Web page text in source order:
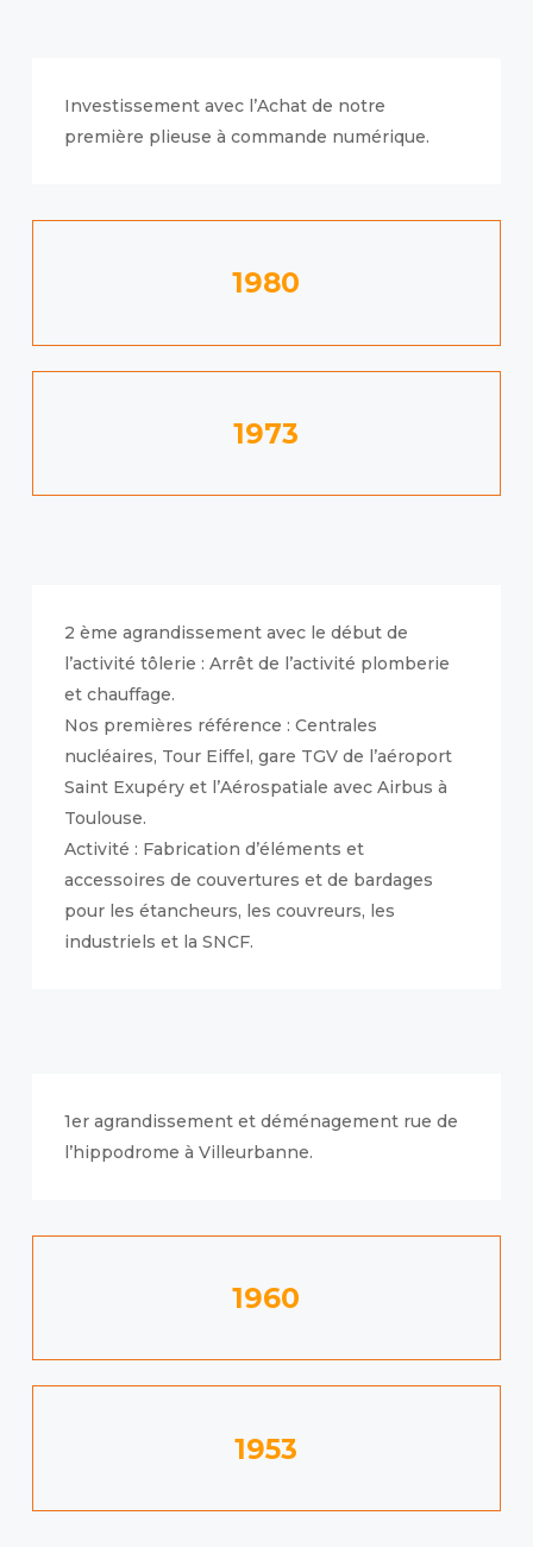
Investissement avec l’Achat de notre
première plieuse à commande numérique.
1980
1973
2 ème agrandissement avec le début de
l’activité tôlerie : Arrêt de l’activité plomberie
et chauffage.
Nos premières référence : Centrales
nucléaires, Tour Eiffel, gare TGV de l’aéroport
Saint Exupéry et l’Aérospatiale avec Airbus à
Toulouse.
Activité : Fabrication d’éléments et
accessoires de couvertures et de bardages
pour les étancheurs, les couvreurs, les
industriels et la SNCF.
1er agrandissement et déménagement rue de
l’hippodrome à Villeurbanne.
1960
1953